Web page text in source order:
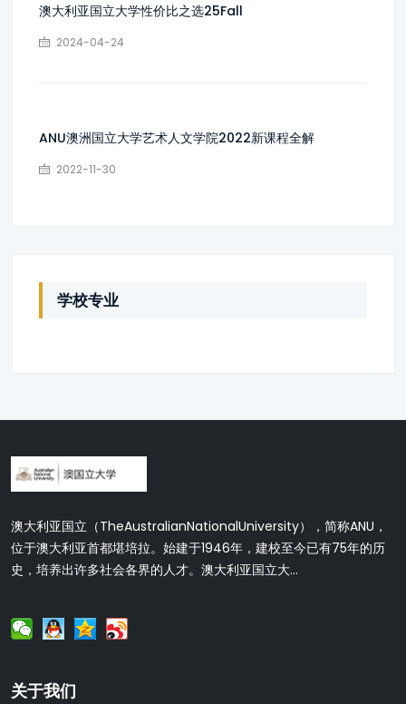
澳大利亚国立大学性价比之选25Fall
2024-04-24
ANU澳洲国立大学艺术人文学院2022新课程全解
2022-11-30
学校专业
澳大利亚国立（TheAustralianNationalUniversity），简称ANU，
位于澳大利亚首都堪培拉。始建于1946年，建校至今已有75年的历
史，培养出许多社会各界的人才。澳大利亚国立大...
关于我们